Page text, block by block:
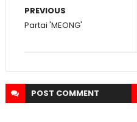
PREVIOUS
Partai 'MEONG'
POST COMMENT